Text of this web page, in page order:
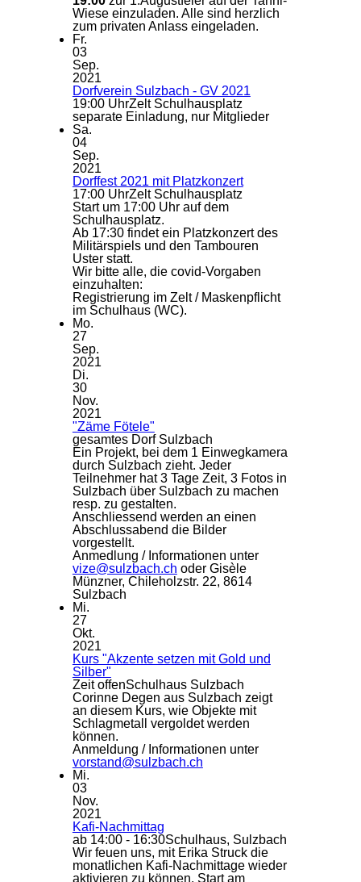
Wiese einzuladen. Alle sind herzlich
zum privaten Anlass eingeladen.
Fr.
03
Sep.
2021
Dorfverein Sulzbach - GV 2021
19:00 UhrZelt Schulhausplatz
separate Einladung, nur Mitglieder
Sa.
04
Sep.
2021
Dorffest 2021 mit Platzkonzert
17:00 UhrZelt Schulhausplatz
Start um 17:00 Uhr auf dem
Schulhausplatz.
Ab 17:30 findet ein Platzkonzert des
Militärspiels und den Tambouren
Uster statt.
Wir bitte alle, die covid-Vorgaben
einzuhalten:
Registrierung im Zelt / Maskenpflicht
im Schulhaus (WC).
Mo.
27
Sep.
2021
Di.
30
Nov.
2021
"Zäme Fötele"
gesamtes Dorf Sulzbach
Ein Projekt, bei dem 1 Einwegkamera
durch Sulzbach zieht. Jeder
Teilnehmer hat 3 Tage Zeit, 3 Fotos in
Sulzbach über Sulzbach zu machen
resp. zu gestalten.
Anschliessend werden an einen
Abschlussabend die Bilder
vorgestellt.
Anmedlung / Informationen unter
vize@sulzbach.ch oder Gisèle
Münzner, Chileholzstr. 22, 8614
Sulzbach
Mi.
27
Okt.
2021
Kurs "Akzente setzen mit Gold und
Silber"
Zeit offenSchulhaus Sulzbach
Corinne Degen aus Sulzbach zeigt
an diesem Kurs, wie Objekte mit
Schlagmetall vergoldet werden
können.
Anmeldung / Informationen unter
vorstand@sulzbach.ch
Mi.
03
Nov.
2021
Kafi-Nachmittag
ab 14:00 - 16:30Schulhaus, Sulzbach
Wir feuen uns, mit Erika Struck die
monatlichen Kafi-Nachmittage wieder
aktivieren zu können. Start am